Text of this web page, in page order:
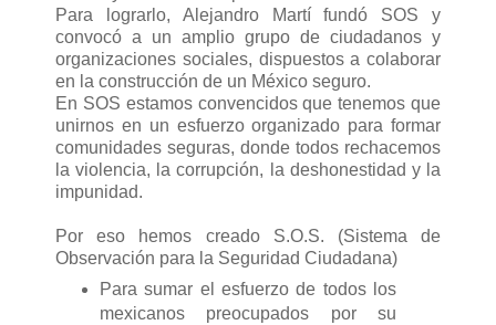
Para lograrlo, Alejandro Martí fundó SOS y
convocó a un amplio grupo de ciudadanos y
organizaciones sociales, dispuestos a colaborar
en la construcción de un México seguro.
En SOS estamos convencidos que tenemos que
unirnos en un esfuerzo organizado para formar
comunidades seguras, donde todos rechacemos
la violencia, la corrupción, la deshonestidad y la
impunidad.
Por eso hemos creado S.O.S. (Sistema de
Observación para la Seguridad Ciudadana)
Para sumar el esfuerzo de todos los
mexicanos preocupados por su